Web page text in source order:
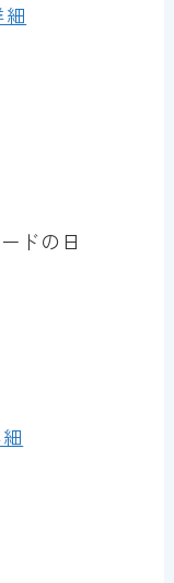
ドの日